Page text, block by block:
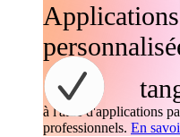
Applications
à l'aide d'applications
professionnels. En